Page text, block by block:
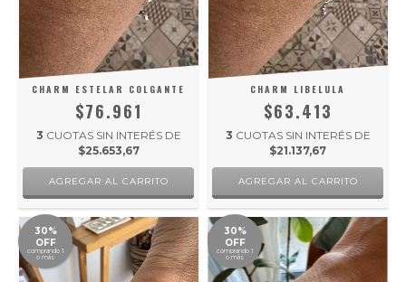
CHARM ESTELAR COLGANTE
$76.961
3 CUOTAS SIN INTERÉS DE
$25.653,67
CHARM LIBELULA
$63.413
3 CUOTAS SIN INTERÉS DE
$21.137,67
30%
OFF
comprando 1
o más
30%
OFF
comprando 1
o más